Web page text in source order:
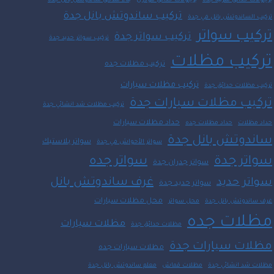
تركيب الساندوتش بانل في جدة تركيب ساندوتش بانل جدة
تركيب سواتر تركيب سواتر جدة تركيب سواتر حديد جدة
تركيب مظلات تركيب مظلات جده
تركيب مظلات حدائق جدة تركيب مظلات سيارات
تركيب مظلات سيارات جدة تركيب مظلات شد انشائي جدة
حداد مظلات حداد مظلات جده حداد مظلات سيارات
ساندوتش بانل جدة سواتر الأحواش في جدة سواتر بلاستيك
سواتر جدة سواتر جدران جدة سواتر جده
سواتر حديد سواتر حديد جدة غرف ساندوتش بانل
غرف ساندوتش بانل جدة محل سواتر محل مظلات سيارات
مظلات جده مظلات حدائق جدة مظلات سيارات
مظلات سيارات جدة مظلات سيارات جده
مظلات شد انشائي جدة مظلات قماش معلم ساندوتش بانل جدة